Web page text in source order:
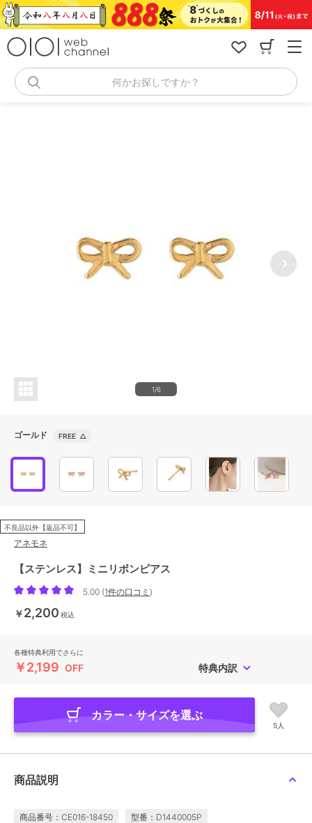
コ
ン
何かお探しですか？
1/6
ゴールド FREE △
不良品以外【返品不可】
アネモネ
【ステンレス】ミニリボンピアス
5.00 (1件の口コミ )
￥2,200 税込
各種特典利用でさらに
￥2,199 OFF 特典内訳
カラー・サイズを選ぶ
5人
商品説明
商品番号：CE016-18450 型番：D1440005P